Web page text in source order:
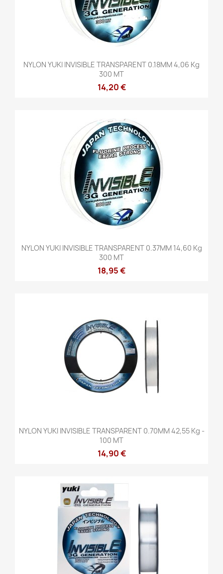
NYLON YUKI INVISIBLE TRANSPARENT 0.18MM 4,06 Kg
300 MT
14,20 €
NYLON YUKI INVISIBLE TRANSPARENT 0.37MM 14,60 Kg
300 MT
18,95 €
NYLON YUKI INVISIBLE TRANSPARENT 0.70MM 42,55 Kg -
100 MT
14,90 €